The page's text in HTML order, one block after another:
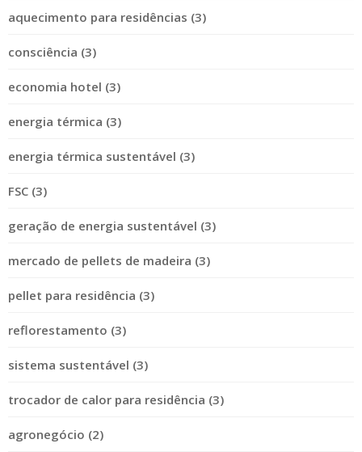
aquecimento para residências (3)
consciência (3)
economia hotel (3)
energia térmica (3)
energia térmica sustentável (3)
FSC (3)
geração de energia sustentável (3)
mercado de pellets de madeira (3)
pellet para residência (3)
reflorestamento (3)
sistema sustentável (3)
trocador de calor para residência (3)
agronegócio (2)